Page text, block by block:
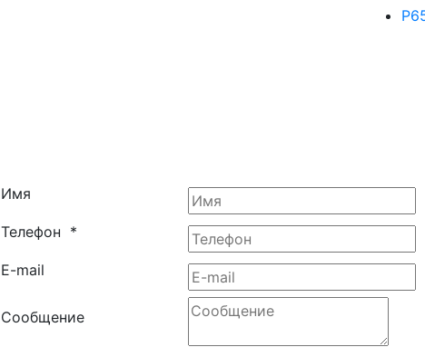
Имя
Телефон *
E-mail
Сообщение